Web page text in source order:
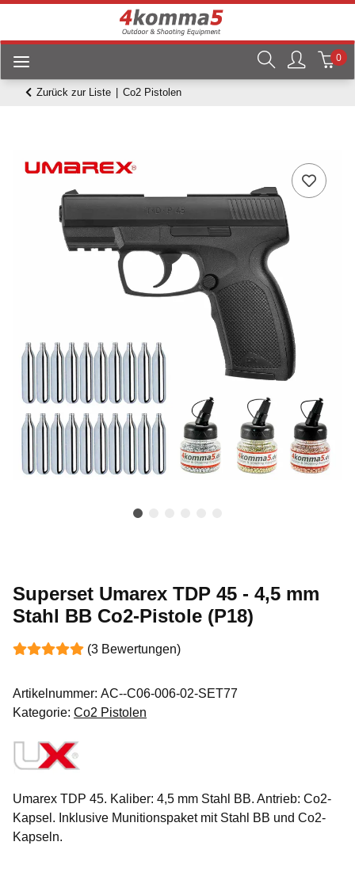
0
Zurück zur Liste Co2 Pistolen
Superset Umarex TDP 45 - 4,5 mm
Stahl BB Co2-Pistole (P18)
(3 Bewertungen)
Artikelnummer: AC--C06-006-02-SET77
Kategorie: Co2 Pistolen
Umarex TDP 45. Kaliber: 4,5 mm Stahl BB. Antrieb: Co2-
Kapsel. Inklusive Munitionspaket mit Stahl BB und Co2-
Kapseln.